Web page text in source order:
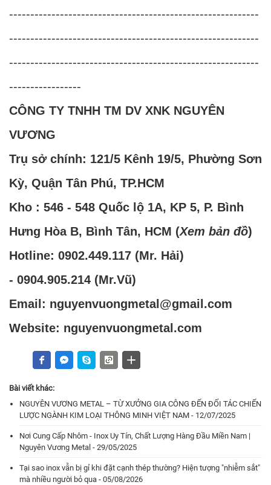
-----------------------------------------------------------
-----------------------------------------------------------
-----------------------------------------------------------
-----------------
CÔNG TY TNHH TM DV XNK NGUYÊN
VƯƠNG
Trụ sở chính: 121/5 Kênh 19/5, Phường Sơn
Kỳ, Quận Tân Phú, TP.HCM
Kho : 546 - 548 Quốc lộ 1A, KP 5, P. Bình
Hưng Hòa B, Bình Tân, HCM (Xem bản đồ)
Hotline: 0902.449.117 (Mr. Hải)
- 0904.905.214 (Mr.Vũ)
Email: nguyenvuongmetal@gmail.com
Website: nguyenvuongmetal.com
Bài viết khác:
NGUYÊN VƯƠNG METAL – TỪ XƯỞNG GIA CÔNG ĐẾN ĐỐI TÁC CHIẾN
LƯỢC NGÀNH KIM LOẠI THÔNG MINH VIỆT NAM - 12/07/2025
Nơi Cung Cấp Nhôm - Inox Uy Tín, Chất Lượng Hàng Đầu Miền Nam |
Nguyên Vương Metal - 29/05/2025
Tại sao inox vẫn bị gỉ khi đặt cạnh thép thường? Hiện tượng "nhiễm sắt"
mà nhiều người bỏ qua - 05/08/2026